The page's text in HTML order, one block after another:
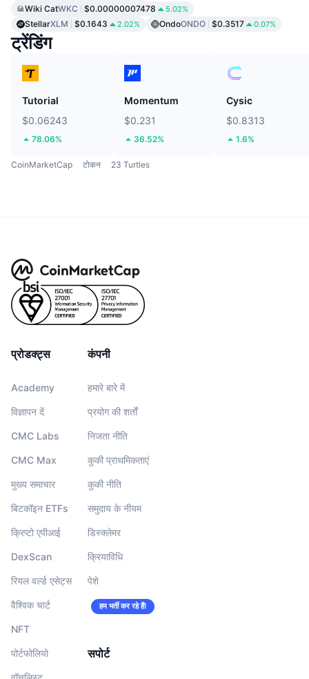
Wiki CatWKC $0.00000007478 5.02%
StellarXLM $0.1643 2.02% OndoONDO $0.3517 0.07%
ट्रेंडिंग
Tutorial
$0.06243
78.06%
Momentum
$0.231
36.52%
Cysic
$0.8313
1.6%
CoinMarketCap टोकन 23 Turtles
प्रोडक्ट्स
Academy
विज्ञापन दें
CMC Labs
CMC Max
मुख्य समाचार
बिटकॉइन ETFs
क्रिप्टो एपीआई
DexScan
रियल वर्ल्ड एसेट्स
वैश्विक चार्ट
NFT
पोर्टफोलियो
कंपनी
हमारे बारे में
प्रयोग की शर्तों
निजता नीति
कुकी प्राथमिकताएं
कुकी नीति
समुदाय के नीयम
डिस्क्लेमर
क्रियाविधि
पेशे
हम भर्ती कर रहे हैं!
सपोर्ट